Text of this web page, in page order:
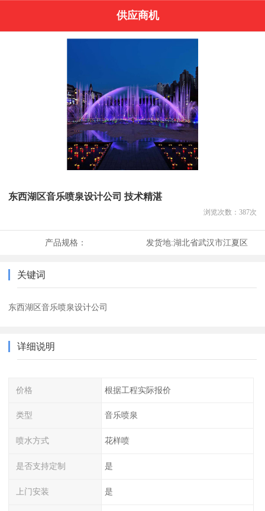
供应商机
东西湖区音乐喷泉设计公司 技术精湛
浏览次数： 387次
产品规格： 发货地:湖北省武汉市江夏区
关键词
东西湖区音乐喷泉设计公司
详细说明
价格 根据工程实际报价
类型 音乐喷泉
喷水方式 花样喷
是否支持定制 是
上门安装 是